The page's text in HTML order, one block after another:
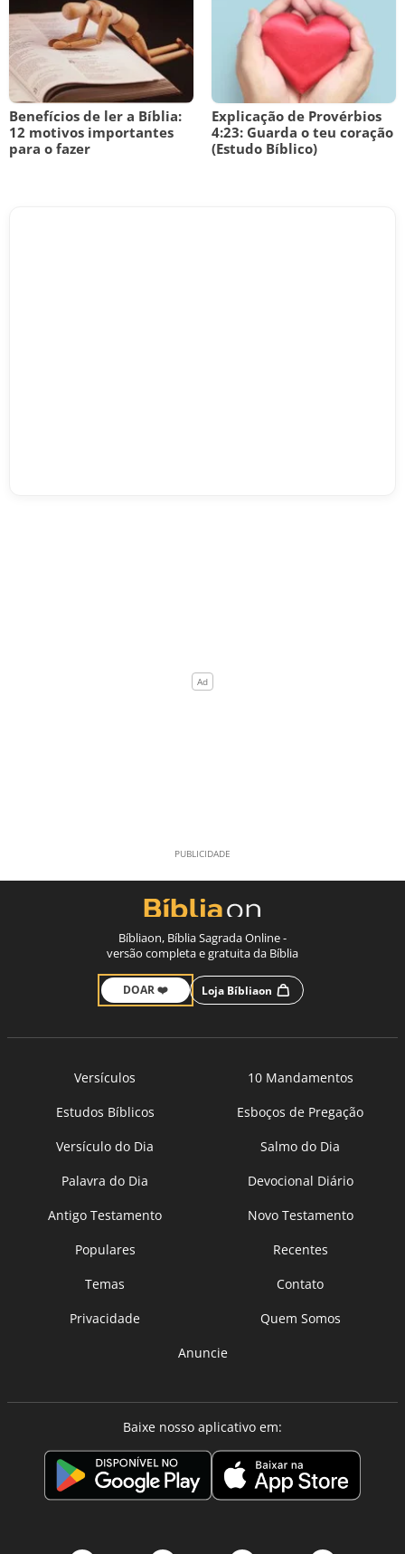
Benefícios de ler a Bíblia:
12 motivos importantes
para o fazer
Explicação de Provérbios
4:23: Guarda o teu coração
(Estudo Bíblico)
Bíbliaon, Bíblia Sagrada Online -
versão completa e gratuita da Bíblia
DOAR ❤️ Loja Bíbliaon
Versículos
10 Mandamentos
Estudos Bíblicos
Esboços de Pregação
Versículo do Dia
Salmo do Dia
Palavra do Dia
Devocional Diário
Antigo Testamento
Novo Testamento
Populares
Recentes
Temas
Contato
Privacidade
Quem Somos
Anuncie
Baixe nosso aplicativo em: